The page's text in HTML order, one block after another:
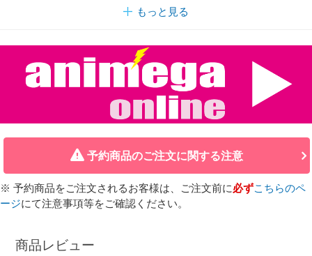
もっと見る
予約商品のご注文に関する注意
※ 予約商品をご注文されるお客様は、ご注文前に必ずこちらのペ
ージにて注意事項等をご確認ください。
商品レビュー